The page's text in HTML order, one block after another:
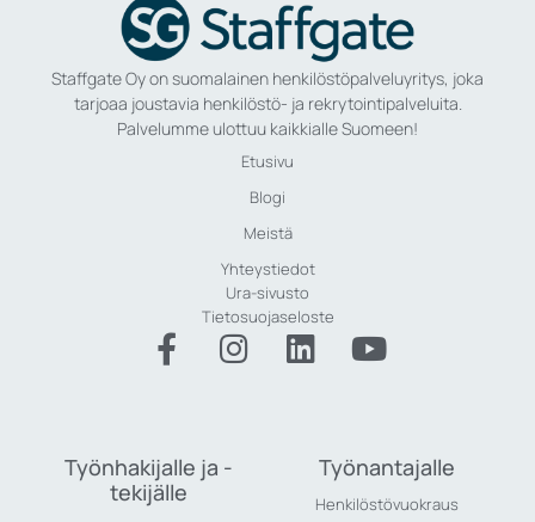
Staffgate Oy on suomalainen henkilöstöpalveluyritys, joka
tarjoaa joustavia henkilöstö- ja rekrytointipalveluita.
Palvelumme ulottuu kaikkialle Suomeen!
Etusivu
Blogi
Meistä
Yhteystiedot
Ura-sivusto
Tietosuojaseloste
Työnhakijalle ja -
tekijälle
Työnantajalle
Henkilöstövuokraus